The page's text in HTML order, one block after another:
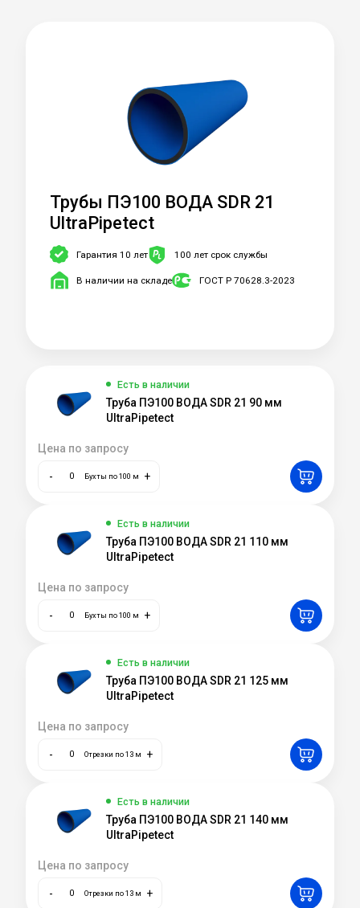
Трубы ПЭ100 ВОДА SDR 21
UltraPipetect
Гарантия 10 лет 100 лет срок службы
В наличии на складе ГОСТ Р 70628.3-2023
Есть в наличии
Труба ПЭ100 ВОДА SDR 21 90 мм
UltraPipetect
Цена по запросу
- Бухты по 100 м +
Есть в наличии
Труба ПЭ100 ВОДА SDR 21 110 мм
UltraPipetect
Цена по запросу
- Бухты по 100 м +
Есть в наличии
Труба ПЭ100 ВОДА SDR 21 125 мм
UltraPipetect
Цена по запросу
- Отрезки по 13 м +
Есть в наличии
Труба ПЭ100 ВОДА SDR 21 140 мм
UltraPipetect
Цена по запросу
- Отрезки по 13 м +